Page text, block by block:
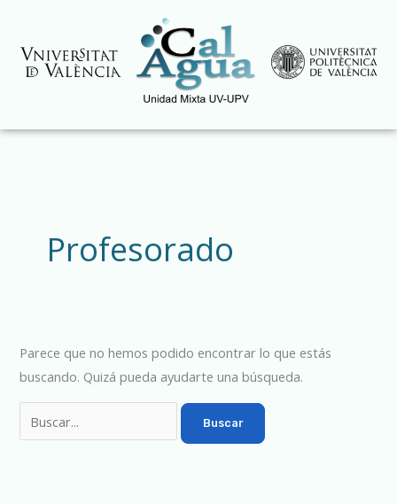
contenido
Profesorado
Parece que no hemos podido encontrar lo que estás
buscando. Quizá pueda ayudarte una búsqueda.